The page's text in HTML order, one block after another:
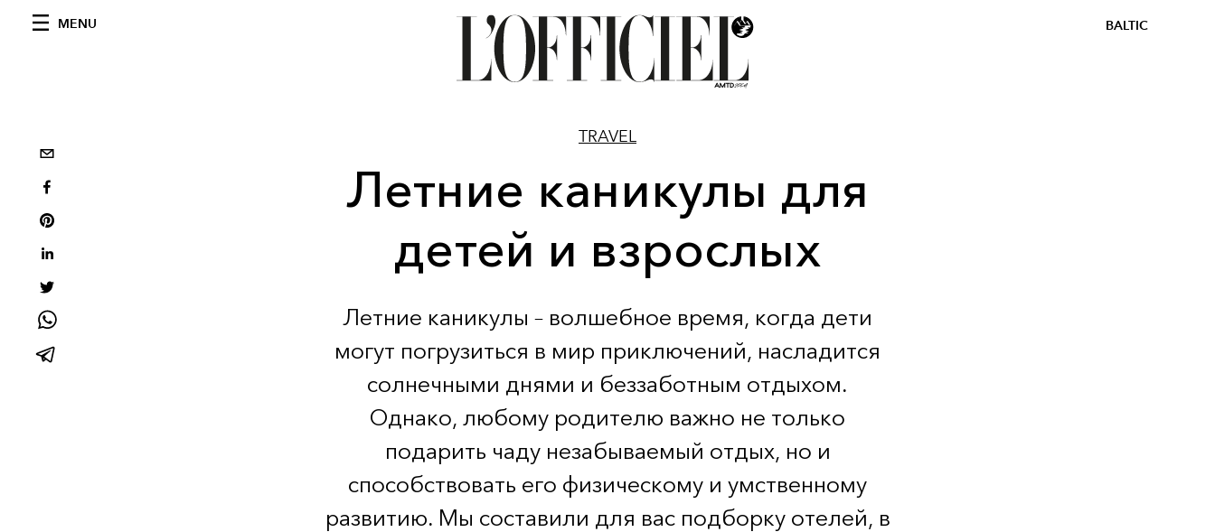
MENU BALTIC
TRAVEL
Летние каникулы для
детей и взрослых
Летние каникулы – волшебное время, когда дети
могут погрузиться в мир приключений, насладится
солнечными днями и беззаботным отдыхом.
Однако, любому родителю важно не только
подарить чаду незабываемый отдых, но и
способствовать его физическому и умственному
развитию. Мы составили для вас подборку отелей, в